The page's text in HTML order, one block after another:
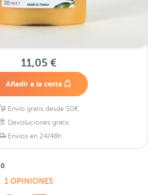
11,05 €
Añadir a la cesta
Envío gratis desde 50€
Devoluciones gratis
Envíos en 24/48h
0
1 OPINIONES